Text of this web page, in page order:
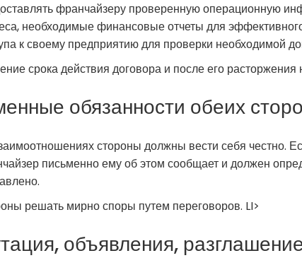
франчайзеру проверенную операционную
необходимые финансовые отчеты для
к своему предприятию для проверки необходимой
срока действия договора и после его
обязанности обеих
стороны должны вести себя честно.
письменно ему об этом сообщает и должен
решать мирно споры путем переговоров. LI>
объявления,